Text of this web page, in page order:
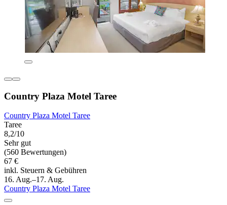
Country Plaza Motel Taree
Country Plaza Motel Taree
Taree
8,2/10
Sehr gut
(560 Bewertungen)
67 €
inkl. Steuern & Gebühren
16. Aug.–17. Aug.
Country Plaza Motel Taree